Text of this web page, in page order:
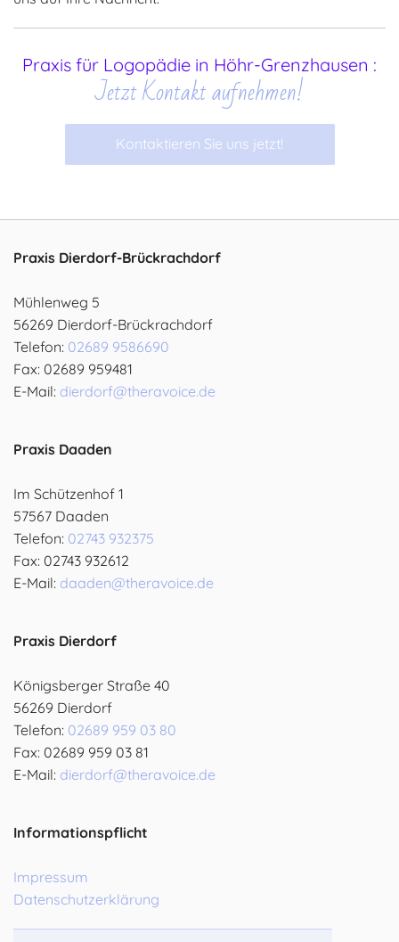
Praxis für Logopädie in Höhr-Grenzhausen :
Jetzt Kontakt aufnehmen!
Kontaktieren Sie uns jetzt!
Praxis Dierdorf-Brückrachdorf
Mühlenweg 5
56269 Dierdorf-Brückrachdorf
Telefon: 02689 9586690
Fax: 02689 959481
E-Mail: dierdorf@theravoice.de
Praxis Daaden
Im Schützenhof 1
57567 Daaden
Telefon: 02743 932375
Fax: 02743 932612
E-Mail: daaden@theravoice.de
Praxis Dierdorf
Königsberger Straße 40
56269 Dierdorf
Telefon: 02689 959 03 80
Fax: 02689 959 03 81
E-Mail: dierdorf@theravoice.de
Informationspflicht
Impressum
Datenschutzerklärung